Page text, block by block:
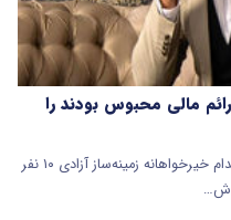
بخاطر جرائم مالی محبوس بودند را
فرزاد فرزین، خواننده موسیقی پاپ در یک اقدام خیرخواهانه زمینه‌ساز آزادی ۱۰ نفر
ش…